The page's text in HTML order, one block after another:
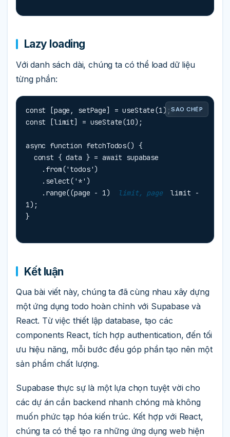
Lazy loading
Với danh sách dài, chúng ta có thể load dữ liệu
từng phần:
SAO CHÉP
const [page, setPage] = useState(1);
const [limit] = useState(10);
async function fetchTodos() {
    .range((page - 1)
limit, page
limit -
1);
}
Kết luận
Qua bài viết này, chúng ta đã cùng nhau xây dựng
một ứng dụng todo hoàn chỉnh với Supabase và
React. Từ việc thiết lập database, tạo các
components React, tích hợp authentication, đến tối
ưu hiệu năng, mỗi bước đều góp phần tạo nên một
sản phẩm chất lượng.
Supabase thực sự là một lựa chọn tuyệt vời cho
các dự án cần backend nhanh chóng mà không
muốn phức tạp hóa kiến trúc. Kết hợp với React,
chúng ta có thể tạo ra những ứng dụng web hiện